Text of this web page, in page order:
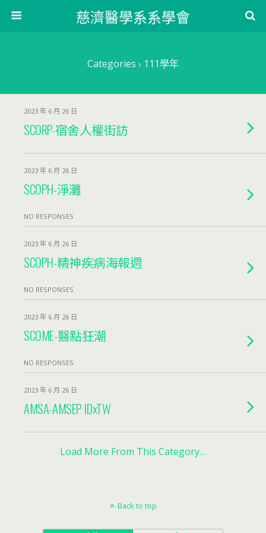
慈濟醫學系系學會
Categories › 111學年
2023 年 6 月 26 日
SCORP-宿舍人權街訪
2023 年 6 月 26 日
SCOPH-淨灘
NO RESPONSES
2023 年 6 月 26 日
SCOPH-精神疾病海報週
NO RESPONSES
2023 年 6 月 26 日
SCOME-醫點狂潮
NO RESPONSES
2023 年 6 月 26 日
AMSA-AMSEP IDxTW
Load More From This Category…
Back to top